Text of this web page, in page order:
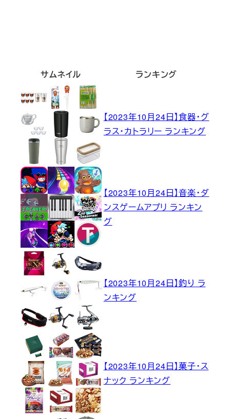
サムネイル ランキング
【2023年10月24日】食器・グ
ラス・カトラリー ランキング
【2023年10月24日】音楽・ダ
ンスゲームアプリ ランキン
グ
【2023年10月24日】釣り ラ
ンキング
【2023年10月24日】菓子・ス
ナック ランキング